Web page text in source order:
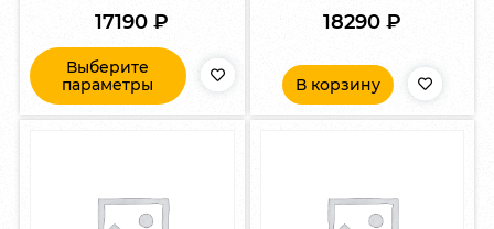
17190₽
Выберите
параметры
18290 ₽
В корзину